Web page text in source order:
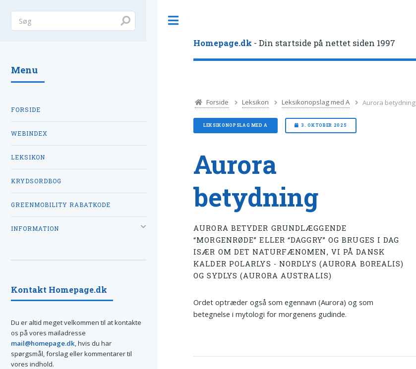
Homepage.dk - Din startside på nettet siden 1997
Forside Leksikon Leksikonopslag med A Aurora betydning
LEKSIKONOPSLAG MED A 3. OKTOBER 2025
Aurora
betydning
AURORA BETYDER GRUNDLÆGGENDE
“MORGENRØDE” ELLER “DAGGRY” OG BRUGES I DAG
ISÆR OM DET NATURFÆNOMEN, VI PÅ DANSK
KALDER POLARLYS - NORDLYS (AURORA BOREALIS)
OG SYDLYS (AURORA AUSTRALIS)
Ordet optræder også som egennavn (Aurora) og som
betegnelse i mytologi for morgenens gudinde.
Menu
FORSIDE
WEBINDEX
LEKSIKON
KRYDSORDBOG
GREENMOBILITY RABATKODE
INFORMATION
Kontakt Homepage.dk
Du er altid meget velkommen til at kontakte
os på vores mailadresse
mail@homepage.dk, hvis du har
spørgsmål, forslag eller kommentarer til
vores indhold.